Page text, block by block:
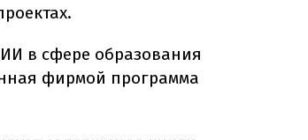
в сфере образования
фирмой программа